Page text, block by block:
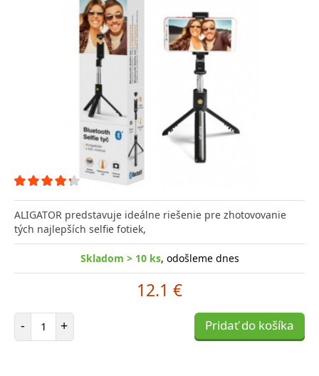
ALIGATOR predstavuje ideálne riešenie pre zhotovovanie
tých najlepších selfie fotiek,
Skladom > 10 ks, odošleme dnes
12.1 €
- Počet položiek
+ Pridať do košíka